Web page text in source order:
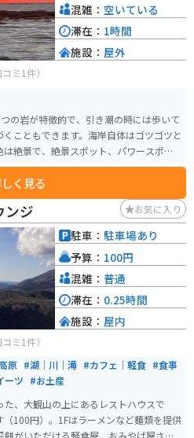
コミ1件）
の岩が特徴的で、引き潮の時には歩いて
こともできます。海岸自体はゴツゴツと
絶景で、絶景スポット、パワースポッ
く見る
混雑： 空いている
滞在： 1時間
施設： 屋外
ンジ お気に入り
コミ1件）
原 #湖｜川｜滝 #カフェ｜軽食 #食事
ーツ #お土産
、大観山の上にあるレストハウスで
100円）。1Fはラーメンなど麺類を提供
駐車： 駐車場あり
予算： 100円
混雑： 普通
滞在： 0.25時間
施設： 屋内